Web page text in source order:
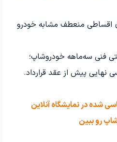
اقساطی منعطف مشابه خودرو
فنی سه‌ماهه خودرو‌شاپ؛
نهایی پیش از عقد قرارداد.
شده در نمایشگاه آنلاین
رو ببین